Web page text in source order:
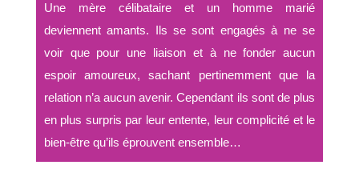
Une mère célibataire et un homme marié
deviennent amants. Ils se sont engagés à ne se
voir que pour une liaison et à ne fonder aucun
espoir amoureux, sachant pertinemment que la
relation n’a aucun avenir. Cependant ils sont de plus
en plus surpris par leur entente, leur complicité et le
bien-être qu’ils éprouvent ensemble…